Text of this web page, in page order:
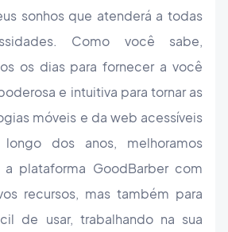
sonhos que atenderá a todas
Como você sabe,
os dias para fornecer a você
e intuitiva para tornar as
móveis e da web acessíveis
dos anos, melhoramos
a plataforma GoodBarber com
recursos, mas também para
de usar, trabalhando na sua